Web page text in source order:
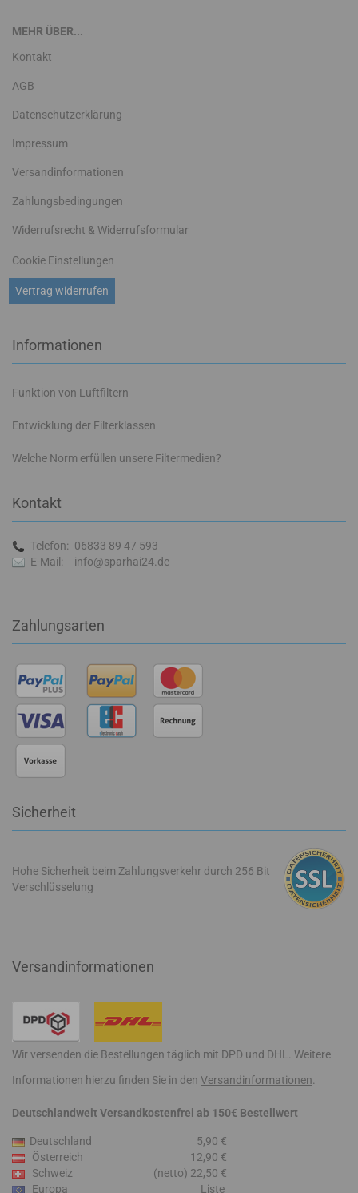
MEHR ÜBER...
Kontakt
AGB
Datenschutzerklärung
Impressum
Versandinformationen
Zahlungsbedingungen
Widerrufsrecht & Widerrufsformular
Vertrag widerrufen
Cookie Einstellungen
Informationen
Funktion von Luftfiltern
Entwicklung der Filterklassen
Welche Norm erfüllen unsere Filtermedien?
Kontakt
Telefon: 06833 89 47 593
E-Mail:
info@sparhai24.de
Zahlungsarten
Sicherheit
Hohe Sicherheit beim Zahlungsverkehr durch 256 Bit
Verschlüsselung
Versandinformationen
Wir versenden die Bestellungen täglich mit DPD und DHL. Weitere
Informationen hierzu finden Sie in den Versandinformationen
Deutschlandweit Versandkostenfrei ab 150€ Bestellwert
Deutschland
5,90 €
Österreich
12,90 €
Schweiz
(netto) 22,50 €
Europa
Liste